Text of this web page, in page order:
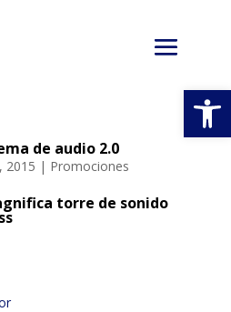
de audio 2.0
2015 | Promociones
torre de sonido